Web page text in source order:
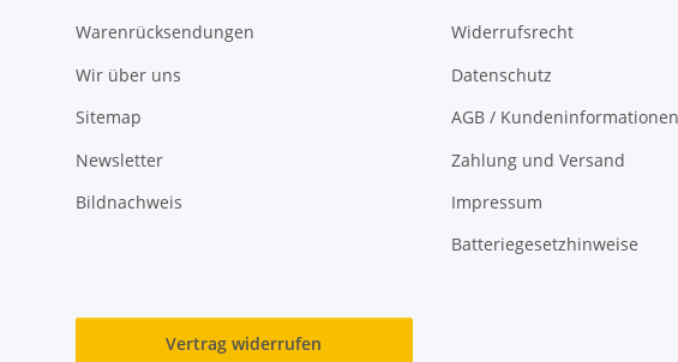
Warenrücksendungen
Wir über uns
Sitemap
Newsletter
Bildnachweis
Widerrufsrecht
Datenschutz
AGB / Kundeninformationen
Zahlung und Versand
Impressum
Batteriegesetzhinweise
Vertrag widerrufen